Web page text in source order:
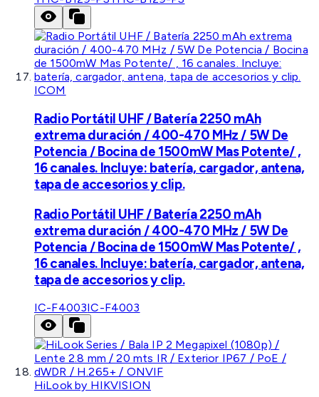
ICOM
Radio Portátil UHF / Batería 2250 mAh
extrema duración / 400-470 MHz / 5W De
Potencia / Bocina de 1500mW Mas Potente/ ,
16 canales. Incluye: batería, cargador, antena,
tapa de accesorios y clip.
Radio Portátil UHF / Batería 2250 mAh
extrema duración / 400-470 MHz / 5W De
Potencia / Bocina de 1500mW Mas Potente/ ,
16 canales. Incluye: batería, cargador, antena,
tapa de accesorios y clip.
IC-F4003IC-F4003
HiLook by HIKVISION